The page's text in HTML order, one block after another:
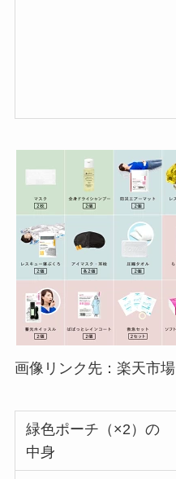
画像リンク先：楽天市場
緑色ポーチ（×2）の
中身